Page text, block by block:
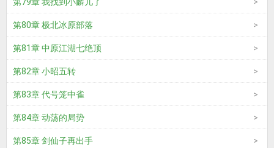
第80章 极北冰原部落
第81章 中原江湖七绝顶
第82章 小昭五转
第83章 代号笼中雀
第84章 动荡的局势
第85章 剑仙子再出手